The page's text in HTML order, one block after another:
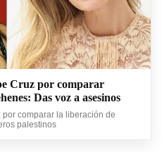
Cruz por comparar
Das voz a asesinos
comparar la liberación de
palestinos